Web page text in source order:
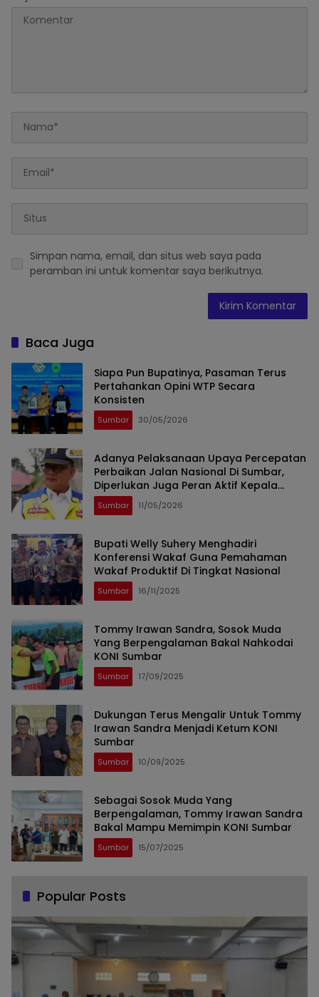
Simpan nama, email, dan situs web saya pada
peramban ini untuk komentar saya berikutnya.
Baca Juga
Siapa Pun Bupatinya, Pasaman Terus
Pertahankan Opini WTP Secara
Konsisten
Sumbar 30/05/2026
Adanya Pelaksanaan Upaya Percepatan
Perbaikan Jalan Nasional Di Sumbar,
Diperlukan Juga Peran Aktif Kepala
Daerah
Sumbar 11/05/2026
Bupati Welly Suhery Menghadiri
Konferensi Wakaf Guna Pemahaman
Wakaf Produktif Di Tingkat Nasional
Sumbar 16/11/2025
Tommy Irawan Sandra, Sosok Muda
Yang Berpengalaman Bakal Nahkodai
KONI Sumbar
Sumbar 17/09/2025
Dukungan Terus Mengalir Untuk Tommy
Irawan Sandra Menjadi Ketum KONI
Sumbar
Sumbar 10/09/2025
Sebagai Sosok Muda Yang
Berpengalaman, Tommy Irawan Sandra
Bakal Mampu Memimpin KONI Sumbar
Sumbar 15/07/2025
Popular Posts